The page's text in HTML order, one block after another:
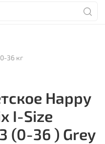
36 кг
Happy
I-Size
(0-36 ) Grey